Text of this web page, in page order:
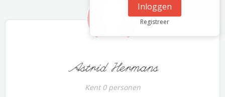
Inloggen
Registreer
Astrid Hermans
Kent 0 personen